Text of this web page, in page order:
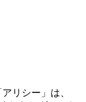
リシー」は、